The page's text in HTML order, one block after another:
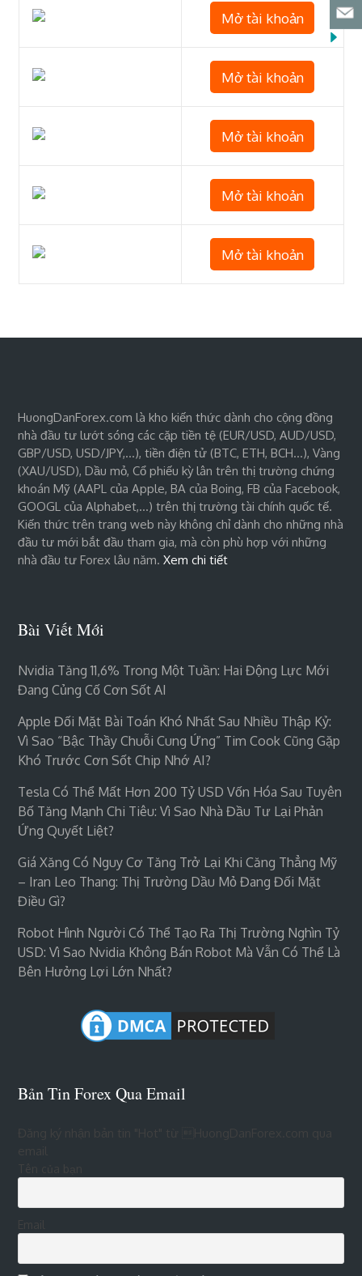
Mở tài khoản
Mở tài khoản
Mở tài khoản
Mở tài khoản
Mở tài khoản
HuongDanForex.com là kho kiến thức dành cho cộng đồng
nhà đầu tư lướt sóng các cặp tiền tệ (EUR/USD, AUD/USD,
GBP/USD, USD/JPY,…), tiền điện tử (BTC, ETH, BCH…), Vàng
(XAU/USD), Dầu mỏ, Cổ phiếu kỳ lân trên thị trường chứng
khoán Mỹ (AAPL của Apple, BA của Boing, FB của Facebook,
GOOGL của Alphabet,…) trên thị trường tài chính quốc tế.
Kiến thức trên trang web này không chỉ dành cho những nhà
đầu tư mới bắt đầu tham gia, mà còn phù hợp với những
nhà đầu tư Forex lâu năm.Xem chi tiết
Bài Viết Mới
Nvidia Tăng 11,6% Trong Một Tuần: Hai Động Lực Mới
Đang Củng Cố Cơn Sốt AI
Apple Đối Mặt Bài Toán Khó Nhất Sau Nhiều Thập Kỷ:
Vì Sao “bậc Thầy Chuỗi Cung Ứng” Tim Cook Cũng Gặp
Khó Trước Cơn Sốt Chip Nhớ AI?
Tesla Có Thể Mất Hơn 200 Tỷ USD Vốn Hóa Sau Tuyên
Bố Tăng Mạnh Chi Tiêu: Vì Sao Nhà Đầu Tư Lại Phản
Ứng Quyết Liệt?
Giá Xăng Có Nguy Cơ Tăng Trở Lại Khi Căng Thẳng Mỹ
– Iran Leo Thang: Thị Trường Dầu Mỏ Đang Đối Mặt
Điều Gì?
Robot Hình Người Có Thể Tạo Ra Thị Trường Nghìn Tỷ
USD: Vì Sao Nvidia Không Bán Robot Mà Vẫn Có Thể Là
Bên Hưởng Lợi Lớn Nhất?
Bản Tin Forex Qua Email
Đăng ký nhận bản tin "Hot" từ HuongDanForex.com qua
Tên của bạn